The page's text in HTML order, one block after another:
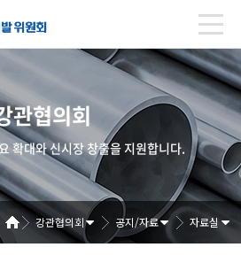
관협의회
확대와 신시장 창출을 지원합니다.
강관협의회 공지/자료 자료실